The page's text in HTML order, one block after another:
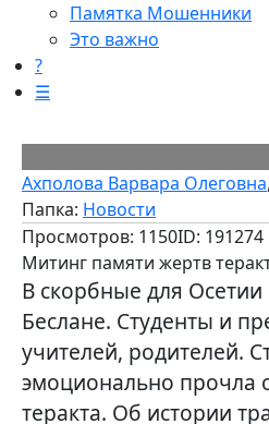
Памятка Мошенники
Это важно
?
☰
Ахполова Варвара Олеговна
Папка: Новости
Просмотров: 1150ID: 191274
Митинг памяти жертв
В скорбные для
Беслане. Студенты и
учителей, родителей.
эмоционально прочла
теракта. Об истории